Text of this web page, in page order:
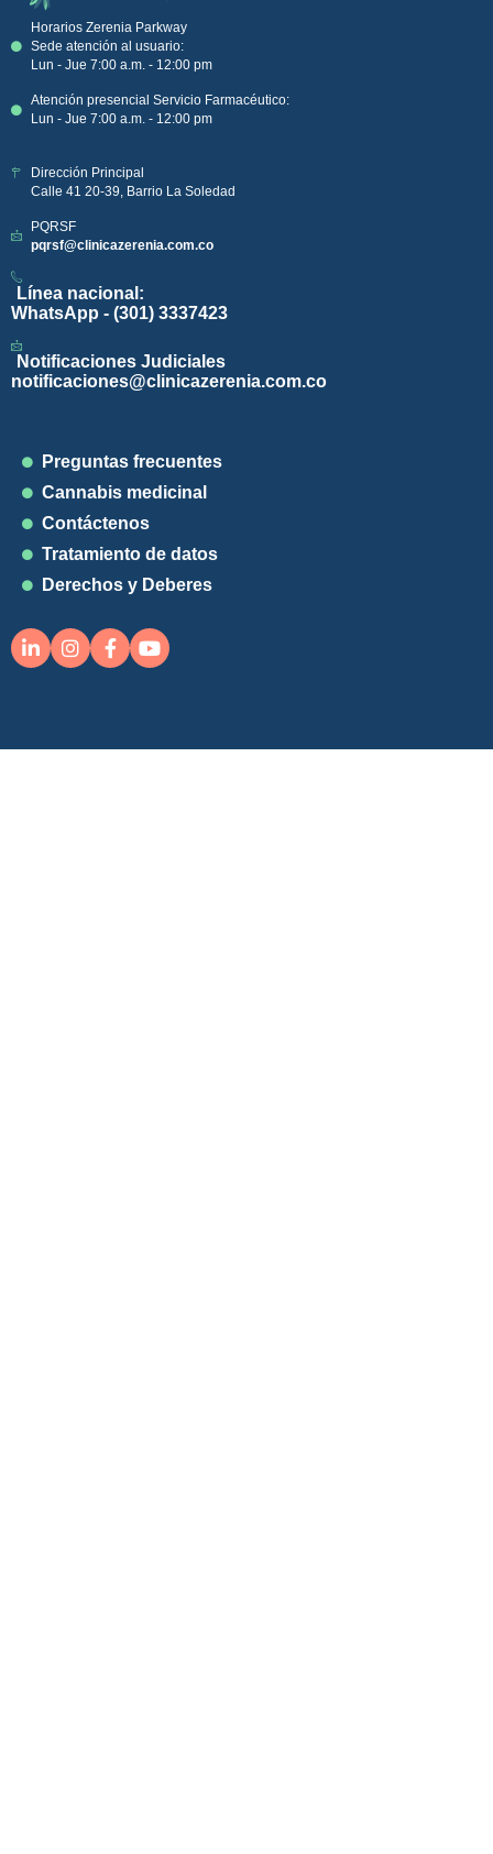
Horarios Zerenia Parkway
Sede atención al usuario:
Lun - Jue 7:00 a.m. - 12:00 pm
Atención presencial Servicio Farmacéutico:
Lun - Jue 7:00 a.m. - 12:00 pm
Dirección Principal
Calle 41 20-39, Barrio La Soledad
PQRSF
pqrsf@clinicazerenia.com.co
Línea nacional:
WhatsApp - (301) 3337423
Notificaciones Judiciales
notificaciones@clinicazerenia.com.co
Preguntas frecuentes
Cannabis medicinal
Contáctenos
Tratamiento de datos
Derechos y Deberes